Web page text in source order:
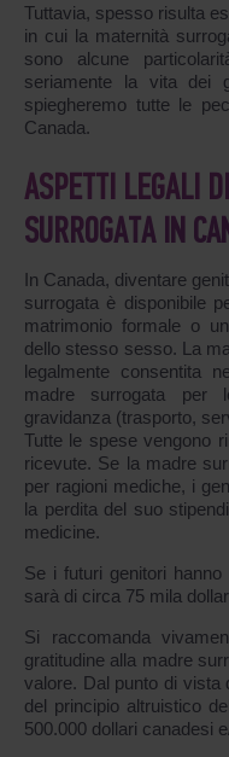
Tuttavia, spesso risulta
in cui la maternità
sono alcune
seriamente la vita dei
spiegheremo tutte le
Canada.
ASPETTI LEGALI
SURROGATA IN
In Canada, diventare
surrogata è disponibile
matrimonio formale o
dello stesso sesso. La
legalmente consentita
madre surrogata per
gravidanza (trasporto,
Tutte le spese vengono
ricevute. Se la madre
per ragioni mediche, i
la perdita del suo
medicine.
Se i futuri genitori
sarà di circa 75 mila
Si raccomanda
gratitudine alla madre
valore. Dal punto di vista
del principio altruistico
500.000 dollari canadesi